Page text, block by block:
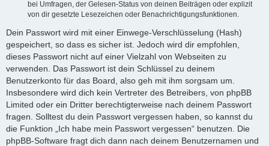
bei Umfragen, der Gelesen-Status von deinen Beiträgen oder explizit
von dir gesetzte Lesezeichen oder Benachrichtigungsfunktionen.
Dein Passwort wird mit einer Einwege-Verschlüsselung (Hash)
gespeichert, so dass es sicher ist. Jedoch wird dir empfohlen,
dieses Passwort nicht auf einer Vielzahl von Webseiten zu
verwenden. Das Passwort ist dein Schlüssel zu deinem
Benutzerkonto für das Board, also geh mit ihm sorgsam um.
Insbesondere wird dich kein Vertreter des Betreibers, von phpBB
Limited oder ein Dritter berechtigterweise nach deinem Passwort
fragen. Solltest du dein Passwort vergessen haben, so kannst du
die Funktion „Ich habe mein Passwort vergessen“ benutzen. Die
phpBB-Software fragt dich dann nach deinem Benutzernamen und